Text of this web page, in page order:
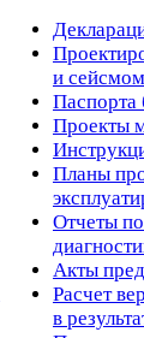
и
Паспорта
Проекты
Планы
Отчеты по
Акты
Расчет
в